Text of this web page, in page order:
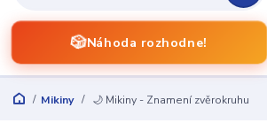
🎲Náhoda rozhodne!
Mikiny 🌙 Mikiny - Znamení zvěrokruhu